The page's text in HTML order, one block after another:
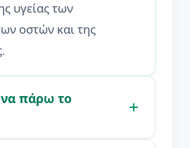
υγείας των
οστών και της
πάρω το